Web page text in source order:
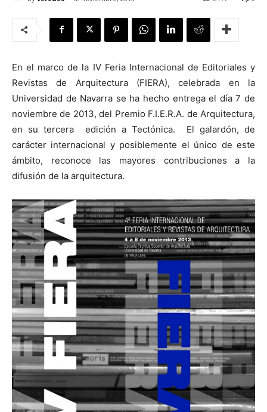
En el marco de la IV Feria Internacional de Editoriales y
Revistas de Arquitectura (FIERA), celebrada en la
Universidad de Navarra se ha hecho entrega el día 7 de
noviembre de 2013, del Premio F.I.E.R.A. de Arquitectura,
en su tercera edición a Tectónica. El galardón, de
carácter internacional y posiblemente el único de este
ámbito, reconoce las mayores contribuciones a la
difusión de la arquitectura.